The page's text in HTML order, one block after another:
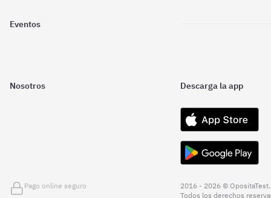
Eventos
Nosotros Descarga la app
Pago online seguro
2016 - 2026 © OpositaTest.
Todos los derechos